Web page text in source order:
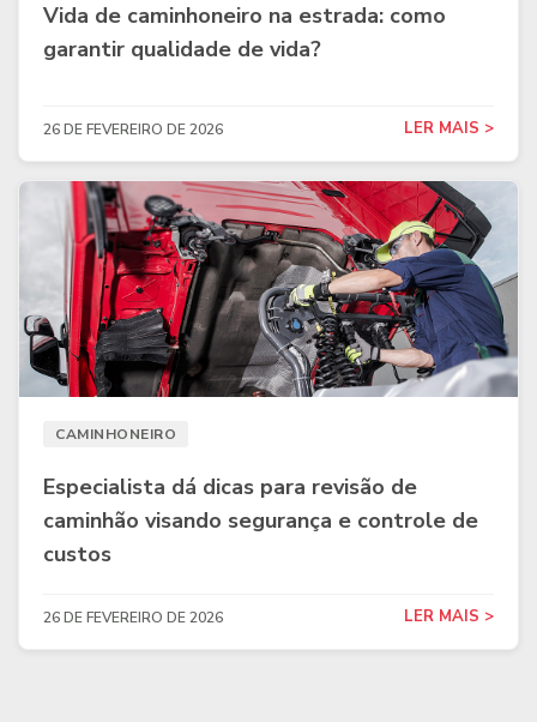
Vida de caminhoneiro na estrada: como
garantir qualidade de vida?
26 DE FEVEREIRO DE 2026 LER MAIS >
CAMINHONEIRO
Especialista dá dicas para revisão de
caminhão visando segurança e controle de
custos
26 DE FEVEREIRO DE 2026 LER MAIS >